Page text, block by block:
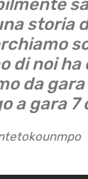
storia
di noi ha
da
a gara 7